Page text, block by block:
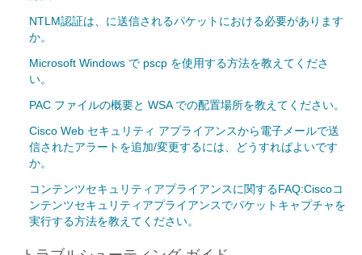
NTLM認証は、に送信されるパケットにおける必要があります
か。
Microsoft Windows で pscp を使用する方法を教えてくださ
い。
PAC ファイルの概要と WSA での配置場所を教えてください。
Cisco Web セキュリティ アプライアンスから電子メールで送
信されたアラートを追加/変更するには、どうすればよいです
か。
コンテンツセキュリティアプライアンスに関するFAQ:Ciscoコ
ンテンツセキュリティアプライアンスでパケットキャプチャを
実行する方法を教えてください。